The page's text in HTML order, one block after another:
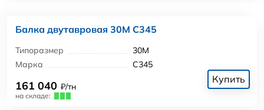
Балка двутавровая 30М С345
Типоразмер
30М
Марка
С345
161 040 ₽/тн
на складе:
Купить